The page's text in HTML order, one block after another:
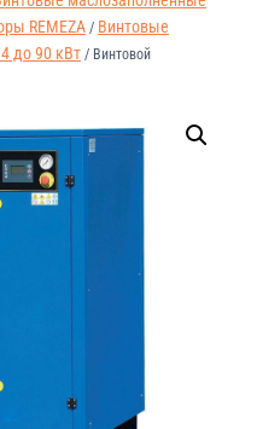
REMEZA / Винтовые
до 90 кВт / Винтовой